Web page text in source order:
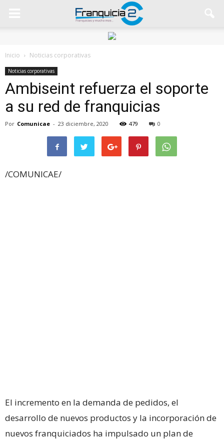
Inicio Noticias corporativas
Noticias corporativas
Ambiseint refuerza el soporte
a su red de franquicias
Por Comunicae - 23 diciembre, 2020 479 0
/COMUNICAE/
El incremento en la demanda de pedidos, el
desarrollo de nuevos productos y la incorporación de
nuevos franquiciados ha impulsado un plan de